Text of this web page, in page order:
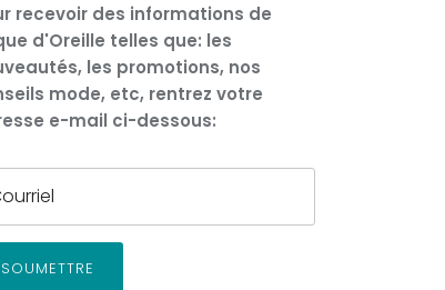
recevoir des informations de
d'Oreille telles que: les
les promotions, nos
mode, etc, rentrez votre
e-mail ci-dessous:
SOUMETTRE